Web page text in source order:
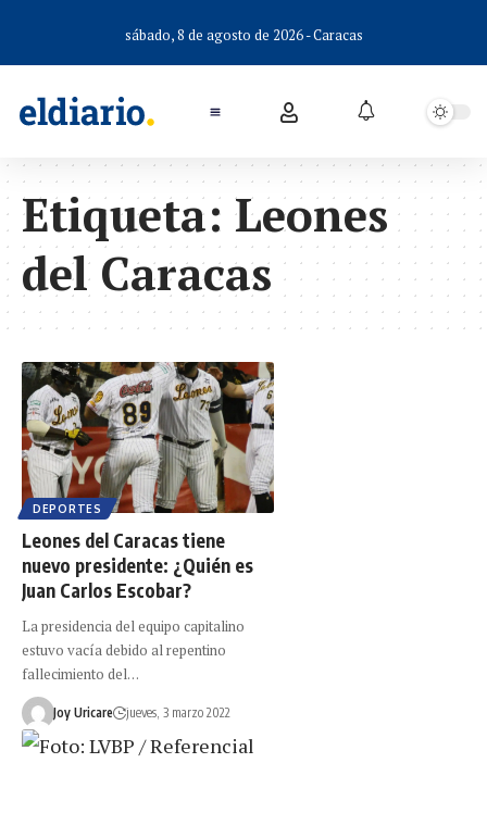
sábado, 8 de agosto de 2026 - Caracas
Etiqueta: Leones
del Caracas
DEPORTES
Leones del Caracas tiene
nuevo presidente: ¿Quién es
Juan Carlos Escobar?
La presidencia del equipo capitalino
estuvo vacía debido al repentino
fallecimiento del…
Joy Uricare jueves, 3 marzo 2022